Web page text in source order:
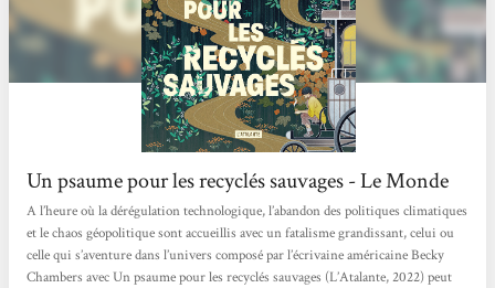
Un psaume pour les recyclés sauvages - Le Monde
A l’heure où la dérégulation technologique, l’abandon des politiques climatiques
et le chaos géopolitique sont accueillis avec un fatalisme grandissant, celui ou
celle qui s’aventure dans l’univers composé par l’écrivaine américaine Becky
Chambers avec Un psaume pour les recyclés sauvages (L’Atalante, 2022) peut